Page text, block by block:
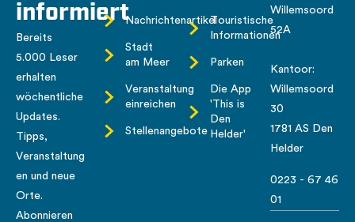
informiert
Bereits
5.000 Leser
erhalten
wöchentliche
Updates.
Tipps,
Veranstaltung
en und neue
Orte.
Abonnieren
Nachrichtenartikel
Stadt
am Meer
Veranstaltung
einreichen
Stellenangebote
Touristische
Informationen
Parken
Die App
'This is
Den
Helder'
Willemsoord
52A
Kantoor:
Willemsoord
30
1781 AS Den
Helder
0223 - 67 46
01